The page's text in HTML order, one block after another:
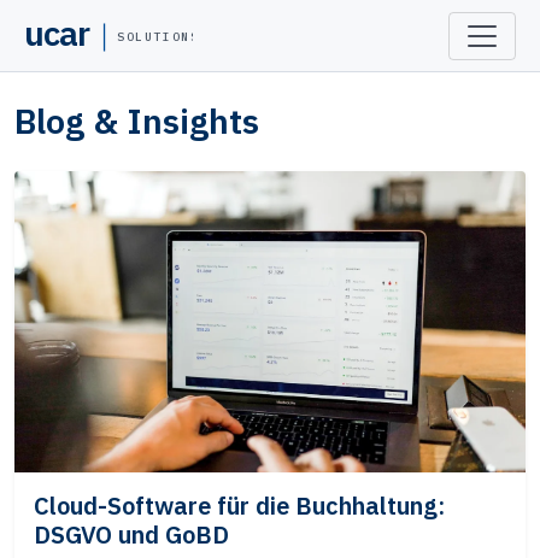
ucar SOLUTIONS
Blog & Insights
Cloud-Software für die Buchhaltung:
DSGVO und GoBD